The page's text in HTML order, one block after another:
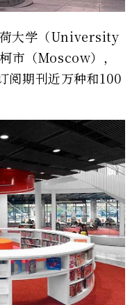
大学（University
市（Moscow），
阅期刊近万种和100